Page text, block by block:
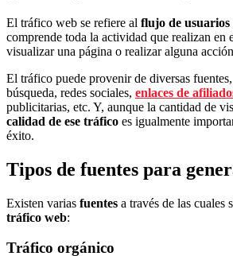
El tráfico web se refiere al flujo de
comprende toda la actividad que realizan en
visualizar una página o realizar alguna
El tráfico puede provenir de diversas
búsqueda, redes sociales, enlaces de
publicitarias, etc. Y, aunque la cantidad de
calidad de ese tráfico es igualmente
éxito.
Tipos de fuentes para
Existen varias fuentes a través de las cuales
tráfico web:
Tráfico orgánico